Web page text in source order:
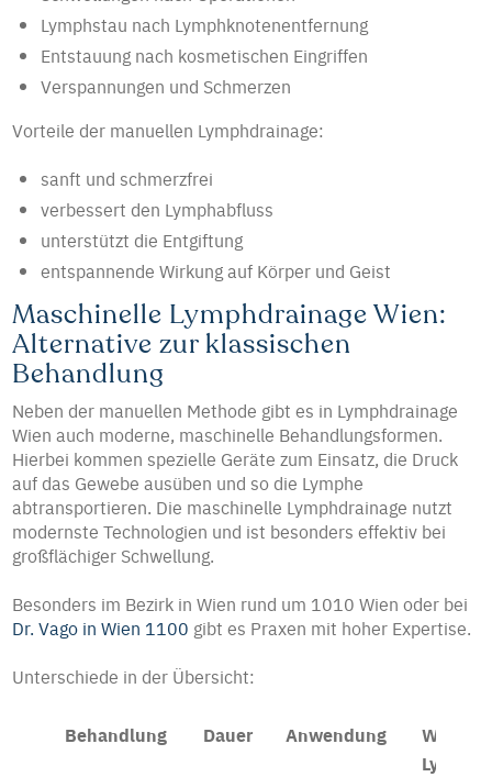
Lymphstau nach Lymphknotenentfernung
Entstauung nach kosmetischen Eingriffen
Verspannungen und Schmerzen
Vorteile der manuellen Lymphdrainage:
sanft und schmerzfrei
verbessert den Lymphabfluss
unterstützt die Entgiftung
entspannende Wirkung auf Körper und Geist
Maschinelle Lymphdrainage Wien:
Alternative zur klassischen
Behandlung
Neben der manuellen Methode gibt es in Lymphdrainage
Wien auch moderne, maschinelle Behandlungsformen.
Hierbei kommen spezielle Geräte zum Einsatz, die Druck
auf das Gewebe ausüben und so die Lymphe
abtransportieren. Die maschinelle Lymphdrainage nutzt
modernste Technologien und ist besonders effektiv bei
großflächiger Schwellung.
Besonders im Bezirk in Wien rund um 1010 Wien oder bei
Dr. Vago in Wien 1100 gibt es Praxen mit hoher Expertise.
Unterschiede in der Übersicht:
Behandlung Dauer Anwendung